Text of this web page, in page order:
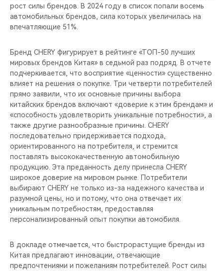
рост силы брендов. В 2024 году в список попали восемь
автомобильных брендов, сила которых увеличилась на
впечатляющие 51%.
Бренд CHERY фигурирует в рейтинге «ТОП-50 лучших
мировых брендов Китая» в седьмой раз подряд. В отчете
подчеркивается, что восприятие «ценности» существенно
влияет на решения о покупке. Три четверти потребителей
прямо заявили, что их основные причины выбора
китайских брендов включают «доверие к этим брендам» и
«способность удовлетворить уникальные потребности», а
также другие разнообразные причины. CHERY
последовательно придерживается подхода,
ориентированного на потребителя, и стремится
поставлять высококачественную автомобильную
продукцию. Эта преданность делу принесла CHERY
широкое доверие на мировом рынке. Потребители
выбирают CHERY не только из-за надежного качества и
разумной цены, но и потому, что она отвечает их
уникальным потребностям, предоставляя
персонализированный опыт покупки автомобиля.
В докладе отмечается, что быстрорастущие бренды из
Китая предлагают инновации, отвечающие
предпочтениями и пожеланиям потребителей. Рост силы